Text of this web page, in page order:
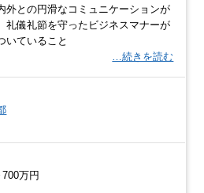
外との円滑なコミュニケーションが
礼儀礼節を守ったビジネスマナーが
いていること
…続きを読む
700万円